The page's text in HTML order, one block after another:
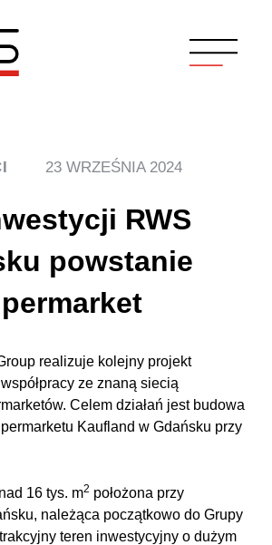
23 WRZEŚNIA 2024
RWS
powstanie
realizuje kolejny projekt
ze znaną siecią
Celem działań jest budowa
Kaufland w Gdańsku przy
16 tys. m2 położona przy
należąca początkowo do Grupy
teren inwestycyjny o dużym